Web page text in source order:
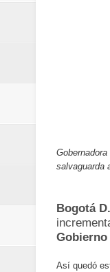
salvaguarda
Bogotá
Así quedó